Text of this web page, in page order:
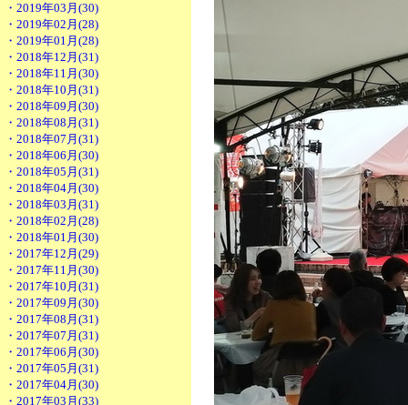
・2019年03月(30)
・2019年02月(28)
・2019年01月(28)
・2018年12月(31)
・2018年11月(30)
・2018年10月(31)
・2018年09月(30)
・2018年08月(31)
・2018年07月(31)
・2018年06月(30)
・2018年05月(31)
・2018年04月(30)
・2018年03月(31)
・2018年02月(28)
・2018年01月(30)
・2017年12月(29)
・2017年11月(30)
・2017年10月(31)
・2017年09月(30)
・2017年08月(31)
・2017年07月(31)
・2017年06月(30)
・2017年05月(31)
・2017年04月(30)
・2017年03月(33)